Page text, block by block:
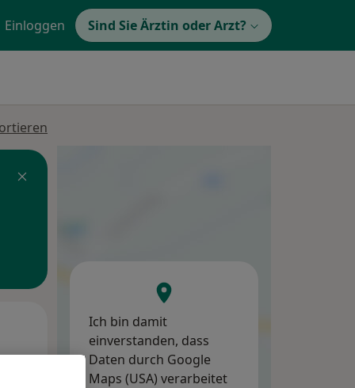
Einloggen Sind Sie Ärztin oder Arzt?
Mi,
12 Aug 13 Aug
Ich bin damit
einverstanden, dass
Daten durch Google
Maps (USA) verarbeitet